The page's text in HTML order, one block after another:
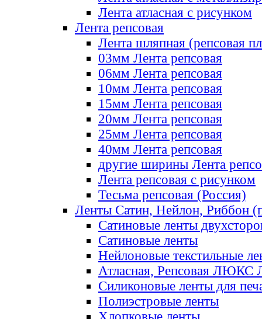
Лента атласная с рисунком
Лента репсовая
Лента шляпная (репсовая
03мм Лента репсовая
06мм Лента репсовая
10мм Лента репсовая
15мм Лента репсовая
20мм Лента репсовая
25мм Лента репсовая
40мм Лента репсовая
другие ширины Лента
Лента репсовая с рисунком
Тесьма репсовая (Россия)
Ленты Сатин, Нейлон, Риббон
Сатиновые ленты
Сатиновые ленты
Нейлоновые текстильные
Атласная, Репсовая ЛЮКС
Силиконовые ленты для
Полиэстровые ленты